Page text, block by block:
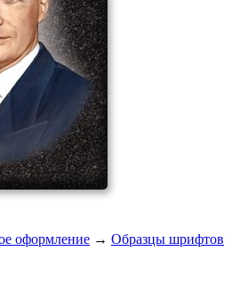
оформление → Образцы шрифтов